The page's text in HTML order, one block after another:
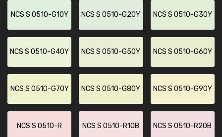
NCS S 0510-G10Y NCS S 0510-G20Y NCS S 0510-G30Y
NCS S 0510-G40Y NCS S 0510-G50Y NCS S 0510-G60Y
NCS S 0510-G70Y NCS S 0510-G80Y NCS S 0510-G90Y
NCS S 0510-R NCS S 0510-R10B NCS S 0510-R20B